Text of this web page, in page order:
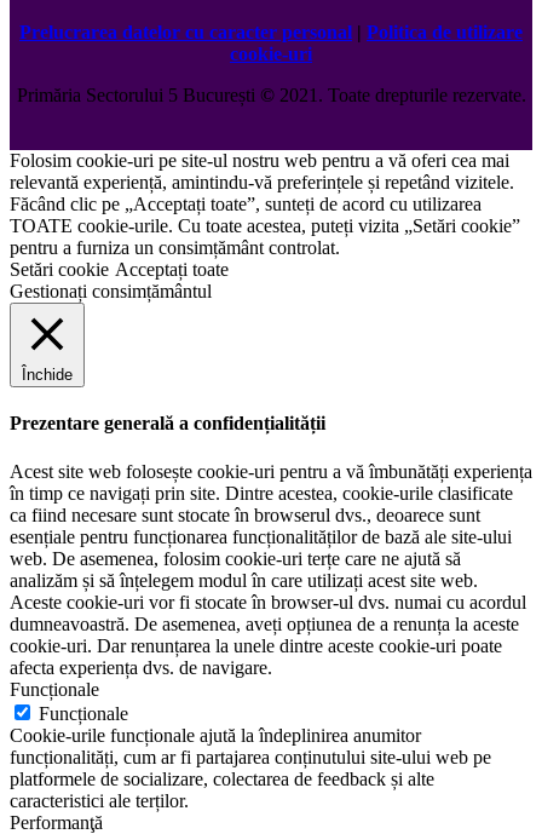
Prelucrarea datelor cu caracter personal | Politica de utilizare
cookie-uri
Primăria Sectorului 5 București ©️2021. Toate drepturile rezervate.
Folosim cookie-uri pe site-ul nostru web pentru a vă oferi cea mai
relevantă experiență, amintindu-vă preferințele și repetând vizitele.
Făcând clic pe „Acceptați toate”, sunteți de acord cu utilizarea
TOATE cookie-urile. Cu toate acestea, puteți vizita „Setări cookie”
pentru a furniza un consimțământ controlat.
Setări cookie Acceptați toate
Gestionați consimțământul
Închide
Prezentare generală a confidențialității
Acest site web folosește cookie-uri pentru a vă îmbunătăți experiența
în timp ce navigați prin site. Dintre acestea, cookie-urile clasificate
ca fiind necesare sunt stocate în browserul dvs., deoarece sunt
esențiale pentru funcționarea funcționalităților de bază ale site-ului
web. De asemenea, folosim cookie-uri terțe care ne ajută să
analizăm și să înțelegem modul în care utilizați acest site web.
Aceste cookie-uri vor fi stocate în browser-ul dvs. numai cu acordul
dumneavoastră. De asemenea, aveți opțiunea de a renunța la aceste
cookie-uri. Dar renunțarea la unele dintre aceste cookie-uri poate
afecta experiența dvs. de navigare.
Funcționale
Funcționale
Cookie-urile funcționale ajută la îndeplinirea anumitor
funcționalități, cum ar fi partajarea conținutului site-ului web pe
platformele de socializare, colectarea de feedback și alte
caracteristici ale terților.
Performanţă